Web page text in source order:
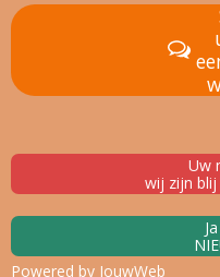
Uw
wij zijn
Powered by JouwWeb